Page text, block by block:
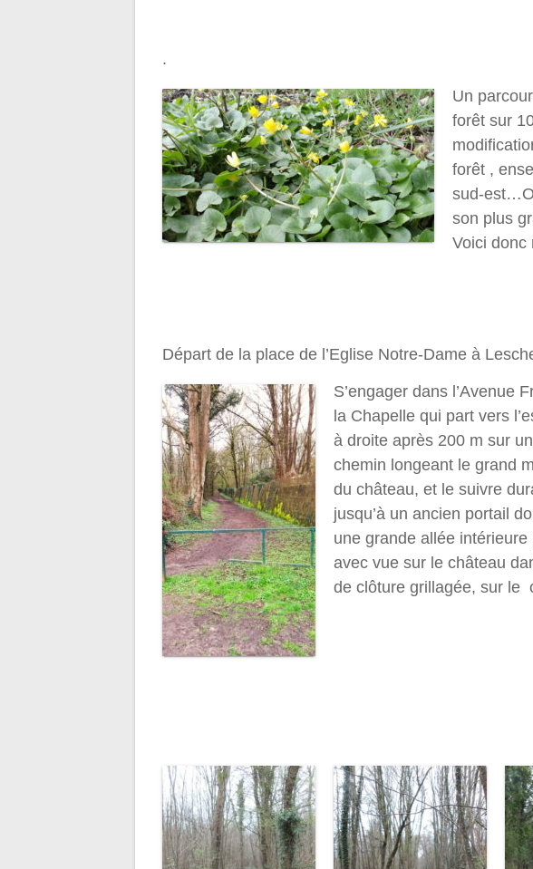
.
Un
forêt sur
forêt ,
sud-
son plus
Voici donc
Départ de la place de l’Eglise Notre-Dame à
S’engager dans l’Avenue
la Chapelle qui part vers
à droite après 200 m sur
chemin longeant le grand
du château, et le suivre
jusqu’à un ancien portail
une grande allée intérieure
avec vue sur le château
de clôture grillagée, sur le